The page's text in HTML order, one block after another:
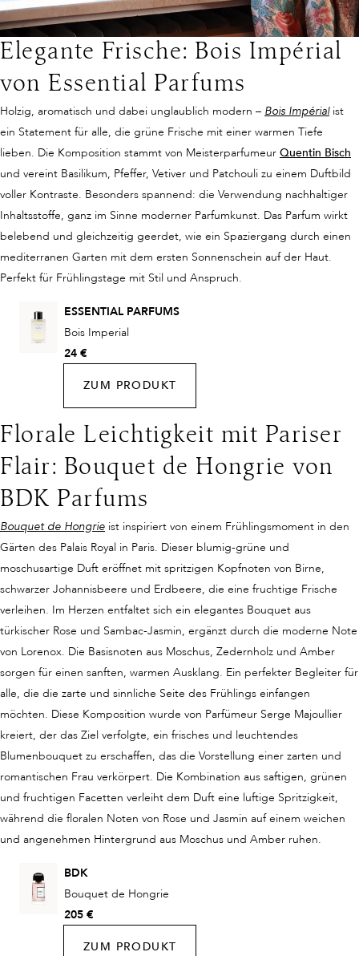
Elegante Frische: Bois Impérial
von Essential Parfums
Holzig, aromatisch und dabei unglaublich modern – Bois Impérialist
ein Statement für alle, die grüne Frische mit einer warmen Tiefe
lieben. Die Komposition stammt von Meisterparfumeur Quentin Bisch
und vereint Basilikum, Pfeffer, Vetiver und Patchouli zu einem Duftbild
voller Kontraste. Besonders spannend: die Verwendung nachhaltiger
Inhaltsstoffe, ganz im Sinne moderner Parfumkunst. Das Parfum wirkt
belebend und gleichzeitig geerdet, wie ein Spaziergang durch einen
mediterranen Garten mit dem ersten Sonnenschein auf der Haut.
Perfekt für Frühlingstage mit Stil und Anspruch.
ESSENTIAL PARFUMS
Bois Imperial
24 €
ZUM PRODUKT
Florale Leichtigkeit mit Pariser
Flair: Bouquet de Hongrie von
BDK Parfums
Bouquet de Hongrie ist inspiriert von einem Frühlingsmoment in den
Gärten des Palais Royal in Paris. Dieser blumig-grüne und
moschusartige Duft eröffnet mit spritzigen Kopfnoten von Birne,
schwarzer Johannisbeere und Erdbeere, die eine fruchtige Frische
verleihen. Im Herzen entfaltet sich ein elegantes Bouquet aus
türkischer Rose und Sambac-Jasmin, ergänzt durch die moderne Note
von Lorenox. Die Basisnoten aus Moschus, Zedernholz und Amber
sorgen für einen sanften, warmen Ausklang. Ein perfekter Begleiter für
alle, die die zarte und sinnliche Seite des Frühlings einfangen
möchten. Diese Komposition wurde von Parfümeur Serge Majoullier
kreiert, der das Ziel verfolgte, ein frisches und leuchtendes
Blumenbouquet zu erschaffen, das die Vorstellung einer zarten und
romantischen Frau verkörpert. Die Kombination aus saftigen, grünen
und fruchtigen Facetten verleiht dem Duft eine luftige Spritzigkeit,
während die floralen Noten von Rose und Jasmin auf einem weichen
und angenehmen Hintergrund aus Moschus und Amber ruhen.
BDK
Bouquet de Hongrie
205 €
ZUM PRODUKT